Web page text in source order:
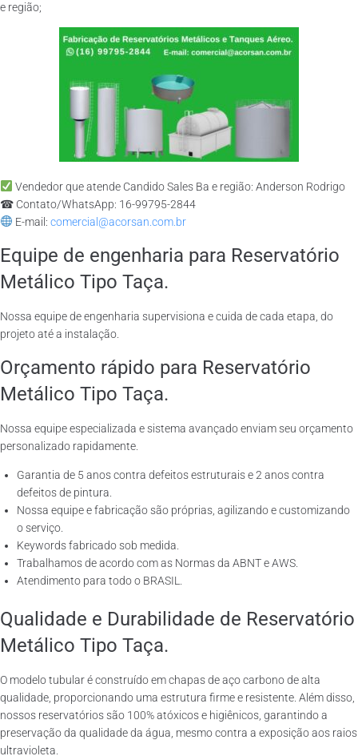
e região;
Vendedor que atende Candido Sales Ba e região: Anderson Rodrigo
☎ Contato/WhatsApp: 16-99795-2844
E-mail: comercial@acorsan.com.br
Equipe de engenharia para Reservatório
Metálico Tipo Taça.
Nossa equipe de engenharia supervisiona e cuida de cada etapa, do
projeto até a instalação.
Orçamento rápido para Reservatório
Metálico Tipo Taça.
Nossa equipe especializada e sistema avançado enviam seu orçamento
personalizado rapidamente.
Garantia de 5 anos contra defeitos estruturais e 2 anos contra
defeitos de pintura.
Nossa equipe e fabricação são próprias, agilizando e customizando
o serviço.
Keywords fabricado sob medida.
Trabalhamos de acordo com as Normas da ABNT e AWS.
Atendimento para todo o BRASIL.
Qualidade e Durabilidade de Reservatório
Metálico Tipo Taça.
O modelo tubular é construído em chapas de aço carbono de alta
qualidade, proporcionando uma estrutura firme e resistente. Além disso,
nossos reservatórios são 100% atóxicos e higiênicos, garantindo a
preservação da qualidade da água, mesmo contra a exposição aos raios
ultravioleta.